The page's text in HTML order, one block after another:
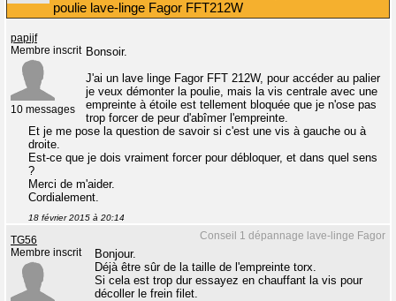
poulie lave-linge Fagor FFT212W
papijf
Membre inscrit
10 messages
Bonsoir.
J'ai un lave linge Fagor FFT 212W, pour accéder au palier
je veux démonter la poulie, mais la vis centrale avec une
empreinte à étoile est tellement bloquée que je n'ose pas
trop forcer de peur d'abîmer l'empreinte.
Et je me pose la question de savoir si c'est une vis à gauche ou à
droite.
Est-ce que je dois vraiment forcer pour débloquer, et dans quel sens
?
Merci de m'aider.
Cordialement.
18 février 2015 à 20:14
Conseil 1 dépannage lave-linge Fagor
TG56
Membre inscrit
Bonjour.
Déjà être sûr de la taille de l'empreinte torx.
Si cela est trop dur essayez en chauffant la vis pour
décoller le frein filet.